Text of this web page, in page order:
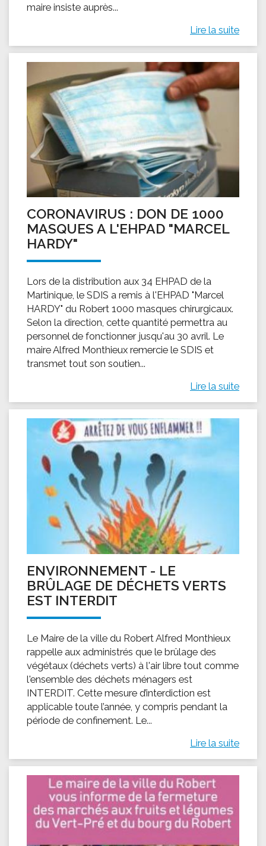
maire insiste auprès...
Lire la suite
CORONAVIRUS : DON DE 1000
MASQUES A L'EHPAD "MARCEL
HARDY"
Lors de la distribution aux 34 EHPAD de la
Martinique, le SDIS a remis à l'EHPAD "Marcel
HARDY" du Robert 1000 masques chirurgicaux.
Selon la direction, cette quantité permettra au
personnel de fonctionner jusqu'au 30 avril. Le
maire Alfred Monthieux remercie le SDIS et
transmet tout son soutien...
Lire la suite
ENVIRONNEMENT - LE
BRÛLAGE DE DÉCHETS VERTS
EST INTERDIT
Le Maire de la ville du Robert Alfred Monthieux
rappelle aux administrés que le brûlage des
végétaux (déchets verts) à l'air libre tout comme
l'ensemble des déchets ménagers est
INTERDIT. Cette mesure d’interdiction est
applicable toute l’année, y compris pendant la
période de confinement. Le...
Lire la suite